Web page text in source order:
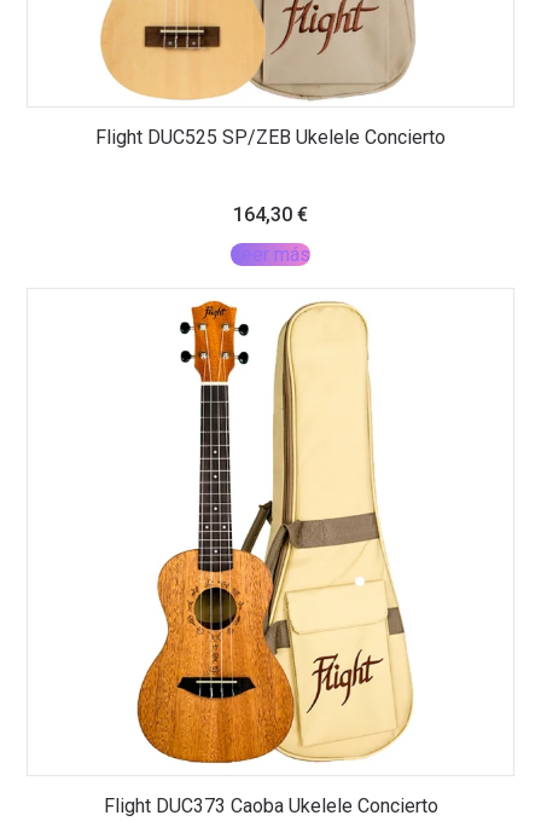
Flight DUC525 SP/ZEB Ukelele Concierto
164,30 €
Leer más
Flight DUC373 Caoba Ukelele Concierto